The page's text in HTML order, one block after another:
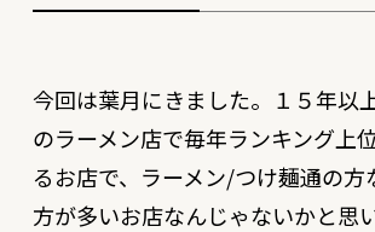
今回は葉月にきました。１５年以
のラーメン店で毎年ランキング上
るお店で、ラーメン/つけ麺通の方
方が多いお店なんじゃないかと思